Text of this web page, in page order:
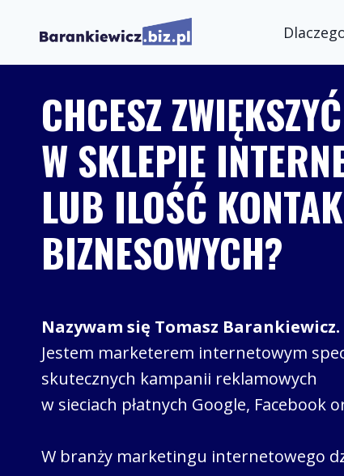
CHCESZ
W SKLEPIE
LUB ILOŚĆ
BIZNESOWYCH?
Nazywam się Tomasz Barankiewicz.
Jestem marketerem internetowym
skutecznych kampanii reklamowych
w sieciach płatnych Google, Facebook
W branży marketingu internetowego